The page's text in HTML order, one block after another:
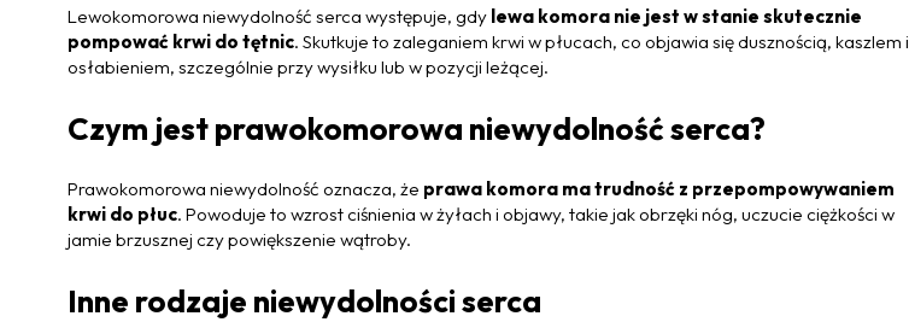
Lewokomorowa niewydolność serca występuje, gdy lewa komora nie jest w stanie skutecznie
pompować krwi do tętnic. Skutkuje to zaleganiem krwi w płucach, co objawia się dusznością, kaszlem i
osłabieniem, szczególnie przy wysiłku lub w pozycji leżącej.
Czym jest prawokomorowa niewydolność serca?
Prawokomorowa niewydolność oznacza, że prawa komora ma trudność z przepompowywaniem
krwi do płuc. Powoduje to wzrost ciśnienia w żyłach i objawy, takie jak obrzęki nóg, uczucie ciężkości w
jamie brzusznej czy powiększenie wątroby.
Inne rodzaje niewydolności serca